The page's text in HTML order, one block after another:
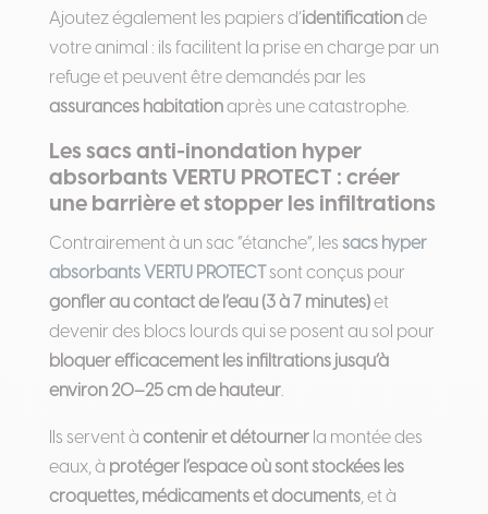
Ajoutez également les papiers d’identificationde
votre animal : ils facilitent la prise en charge par un
refuge et peuvent être demandés par les
assurances habitationaprès une catastrophe.
Les sacs anti-inondation hyper
absorbants VERTU PROTECT : créer
une barrière et stopper les infiltrations
Contrairement à un sac “étanche”, les sacs hyper
absorbants VERTU PROTECT
sont conçus pour
gonfler au contact de l’eau (3 à 7 minutes)et
devenir des blocs lourds qui se posent au sol pour
bloquer efficacement les infiltrations jusqu’à
environ 20–25 cm de hauteur.
Ils servent à contenir et détournerla montée des
eaux, à protéger l’espace où sont stockées les
croquettes, médicaments et documents, et à